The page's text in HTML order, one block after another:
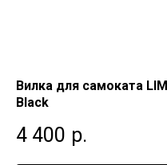
Вилка для самоката
Black
4 400 р.